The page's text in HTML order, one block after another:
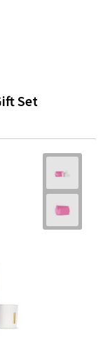
Set